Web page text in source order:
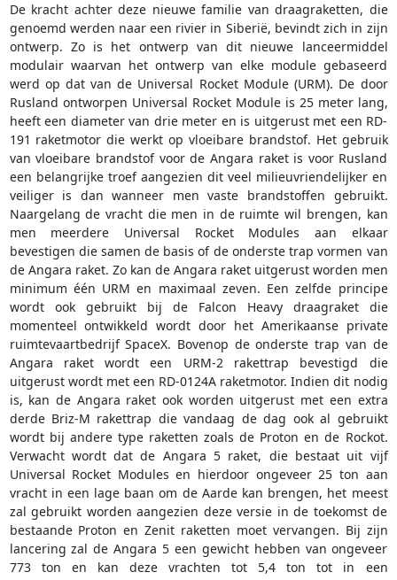
De kracht achter deze nieuwe familie van draagraketten, die
genoemd werden naar een rivier in Siberië, bevindt zich in zijn
ontwerp. Zo is het ontwerp van dit nieuwe lanceermiddel
modulair waarvan het ontwerp van elke module gebaseerd
werd op dat van de Universal Rocket Module (URM). De door
Rusland ontworpen Universal Rocket Module is 25 meter lang,
heeft een diameter van drie meter en is uitgerust met een RD-
191 raketmotor die werkt op vloeibare brandstof. Het gebruik
van vloeibare brandstof voor de Angara raket is voor Rusland
een belangrijke troef aangezien dit veel milieuvriendelijker en
veiliger is dan wanneer men vaste brandstoffen gebruikt.
Naargelang de vracht die men in de ruimte wil brengen, kan
men meerdere Universal Rocket Modules aan elkaar
bevestigen die samen de basis of de onderste trap vormen van
de Angara raket. Zo kan de Angara raket uitgerust worden men
minimum één URM en maximaal zeven. Een zelfde principe
wordt ook gebruikt bij de Falcon Heavy draagraket die
momenteel ontwikkeld wordt door het Amerikaanse private
ruimtevaartbedrijf SpaceX. Bovenop de onderste trap van de
Angara raket wordt een URM-2 rakettrap bevestigd die
uitgerust wordt met een RD-0124A raketmotor. Indien dit nodig
is, kan de Angara raket ook worden uitgerust met een extra
derde Briz-M rakettrap die vandaag de dag ook al gebruikt
wordt bij andere type raketten zoals de Proton en de Rockot.
Verwacht wordt dat de Angara 5 raket, die bestaat uit vijf
Universal Rocket Modules en hierdoor ongeveer 25 ton aan
vracht in een lage baan om de Aarde kan brengen, het meest
zal gebruikt worden aangezien deze versie in de toekomst de
bestaande Proton en Zenit raketten moet vervangen. Bij zijn
lancering zal de Angara 5 een gewicht hebben van ongeveer
773 ton en kan deze vrachten tot 5,4 ton tot in een